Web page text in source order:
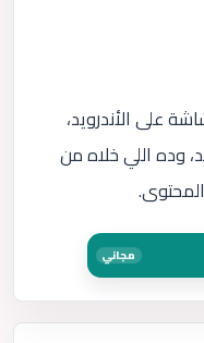
على الأندرويد،
وده اللي خلاه من
مجاني